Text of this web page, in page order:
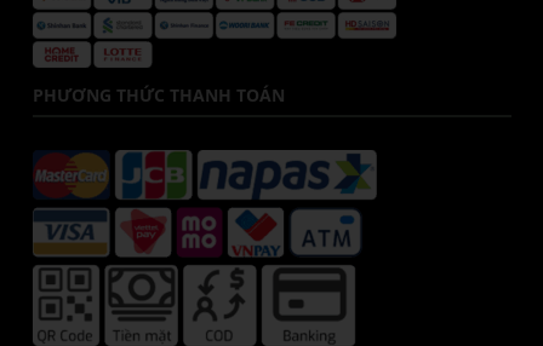
PHƯƠNG THỨC THANH TOÁN